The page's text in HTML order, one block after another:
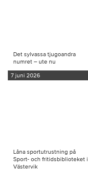
Det sylvassa tjugoandra
numret – ute nu
7 juni 2026
Låna sportutrustning på
Sport- och fritidsbiblioteket i
Västervik